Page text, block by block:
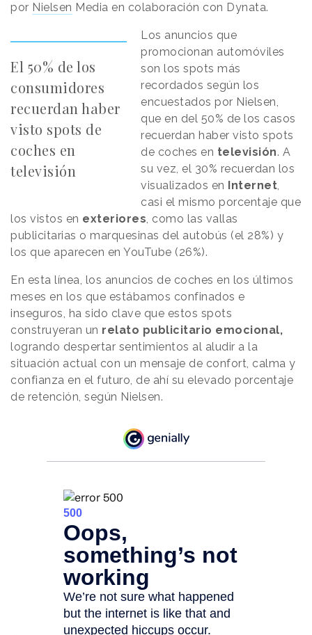
por Nielsen Media en colaboración con Dynata.
El 50% de los
consumidores
recuerdan haber
visto spots de
coches en
televisión
Los anuncios que
promocionan automóviles
son los spots más
recordados según los
encuestados por Nielsen,
que en del 50% de los casos
recuerdan haber visto spots
de coches en televisión. A
su vez, el 30% recuerdan los
visualizados en
Internet,
casi el mismo porcentaje que
los vistos en exteriores, como las vallas
publicitarias o marquesinas del autobús (el 28%) y
los que aparecen en YouTube (26%).
En esta línea, los anuncios de coches en los últimos
meses en los que estábamos confinados e
inseguros, ha sido clave que estos spots
construyeran un relato publicitario emocional,
logrando despertar sentimientos al aludir a la
situación actual con un mensaje de confort, calma y
confianza en el futuro, de ahí su elevado porcentaje
de retención, según Nielsen.